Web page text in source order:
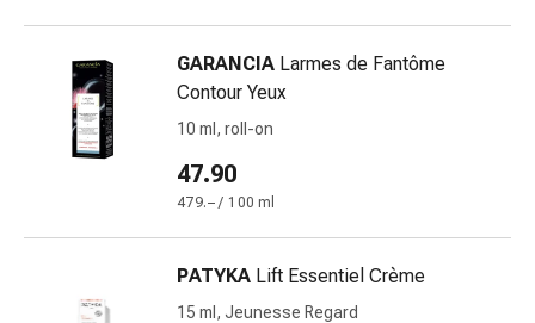
l'oreille
Soins
Gouttes
pour
les
yeux
GARANCIA Larmes de Fantôme
Contour Yeux
10 ml, roll-on
47.90
479.– / 100 ml
PATYKA Lift Essentiel Crème
15 ml, Jeunesse Regard